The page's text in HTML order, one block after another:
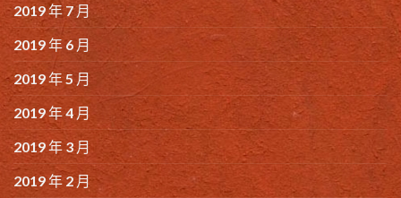
2019 年 7 月
2019 年 6 月
2019 年 5 月
2019 年 4 月
2019 年 3 月
2019 年 2 月